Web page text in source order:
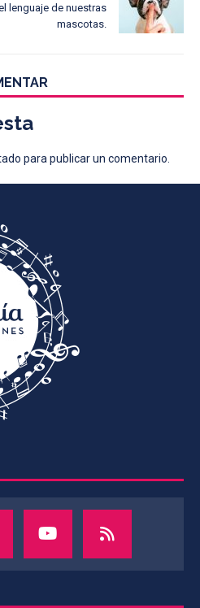
lenguaje de nuestras
mascotas.
para publicar un comentario.